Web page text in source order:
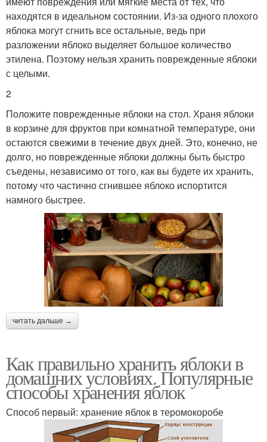
находятся в идеальном состоянии. Из-за одного плохого
яблока могут сгнить все остальные, ведь при
разложении яблоко выделяет большое количество
этилена. Поэтому нельзя хранить поврежденные яблоки
с целыми.
2
Положите поврежденные яблоки на стол. Храня яблоки
в корзине для фруктов при комнатной температуре, они
остаются свежими в течение двух дней. Это, конечно, не
долго, но поврежденные яблоки должны быть быстро
съедены, независимо от того, как вы будете их хранить,
потому что частично сгнившее яблоко испортится
намного быстрее.
читать дальше →
Как правильно хранить яблоки в
домашних условиях. Популярные
способы хранения яблок
Способ первый: хранение яблок в теромокоробе